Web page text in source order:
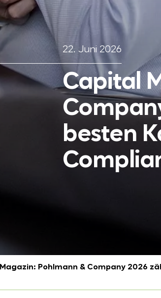
22. Juni 2026
Capital
besten
Pohlmann & Company 2026